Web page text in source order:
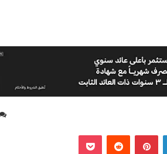
لينكدإن بينتيريست
‏Reddit
‫Pocket